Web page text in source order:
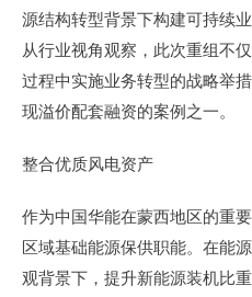
源结构转型背景下构建可持续
从行业视角观察，此次重组不
过程中实施业务转型的战略举
现溢价配套融资的案例之一。
整合优质风电资产
作为中国华能在蒙西地区的重
区域基础能源保供职能。在能
观背景下，提升新能源装机比